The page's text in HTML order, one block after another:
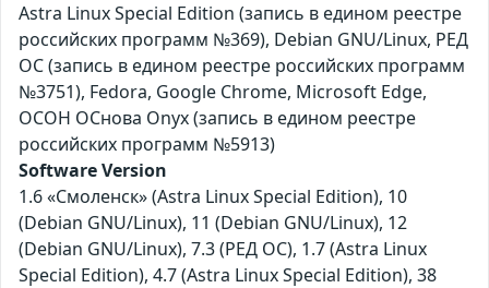
Astra Linux Special Edition (запись в едином реестре
российских программ №369), Debian GNU/Linux, РЕД
ОС (запись в едином реестре российских программ
№3751), Fedora, Google Chrome, Microsoft Edge,
ОСОН ОСнова Оnyx (запись в едином реестре
российских программ №5913)
Software Version
1.6 «Смоленск» (Astra Linux Special Edition), 10
(Debian GNU/Linux), 11 (Debian GNU/Linux), 12
(Debian GNU/Linux), 7.3 (РЕД ОС), 1.7 (Astra Linux
Special Edition), 4.7 (Astra Linux Special Edition), 38